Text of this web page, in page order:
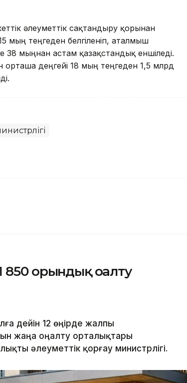
әлеуметтік сақтандыру қорынан
мың теңгеден белгіленіп, аталмыш
38 мыңнан астам қазақстандық еншіледі.
орташа деңгейі 18 мың теңгеден 1,5 млрд
850 орындық оңалту
дейін 12 өңірде жалпы
жаңа оңалту орталықтары
әлеуметтік қорғау министрлігі.